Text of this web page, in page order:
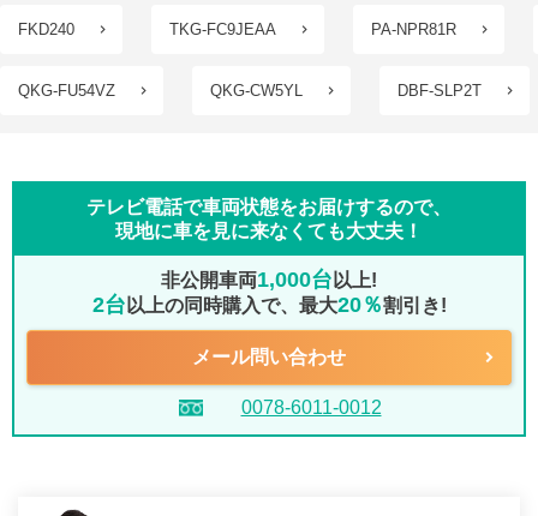
FKD240 TKG-FC9JEAA PA-NPR81R
QKG-FU54VZ QKG-CW5YL DBF-SLP2T
テレビ電話で車両状態をお届けするので、
現地に車を見に来なくても大丈夫！
非公開車両1,000台 以上!
2台 以上の同時購入で、最大20％割引き!
メール問い合わせ
0078-6011-0012